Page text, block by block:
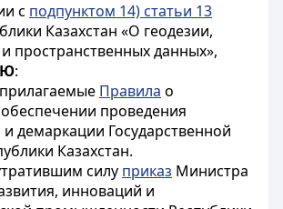
с подпунктом 14) статьи 13
Казахстан «О геодезии,
пространственных данных»,
:
Правила о
проведения
демаркации Государственной
Казахстан.
силу приказ Министра
инноваций и